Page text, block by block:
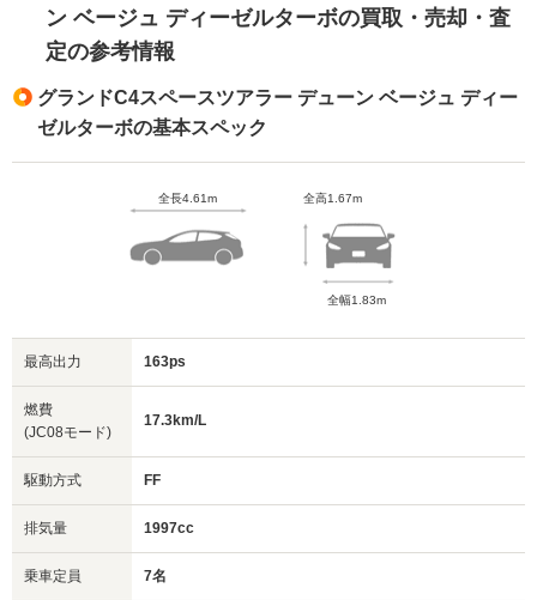
ン ベージュ ディーゼルターボの買取・売却・査
定の参考情報
グランドC4スペースツアラー デューン ベージュ ディー
ゼルターボの基本スペック
全長4.61m 全高1.67m
全幅1.83m
最高出力 163ps
燃費
(JC08モード)
17.3km/L
駆動方式 FF
排気量 1997cc
乗車定員 7名